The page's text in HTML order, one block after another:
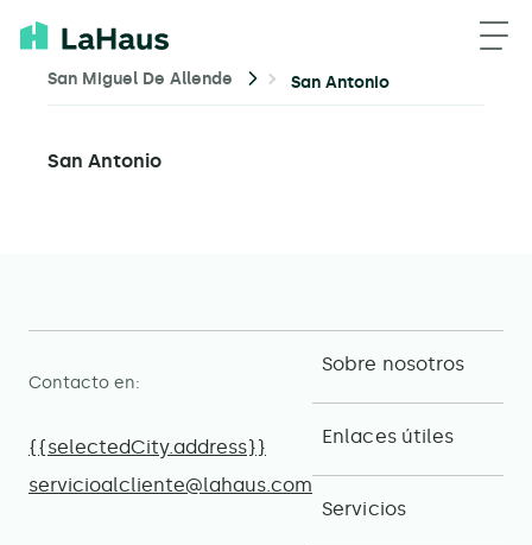
San Miguel De Allende San Antonio
San Antonio
Contacto en:
{{selectedCity.address}}
servicioalcliente@lahaus.com
Sobre nosotros
Enlaces útiles
Servicios